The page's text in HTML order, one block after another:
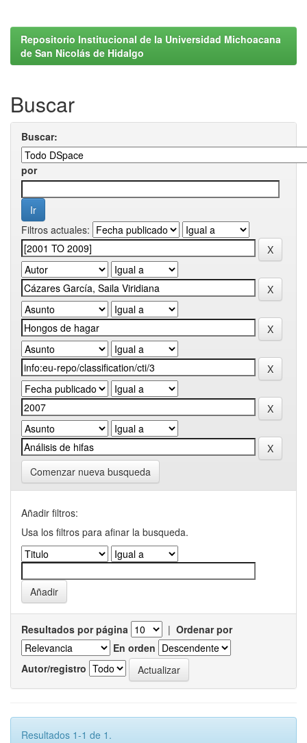
Repositorio Institucional de la Universidad Michoacana
de San Nicolás de Hidalgo
Buscar
Buscar:
por
Filtros actuales:
Comenzar nueva busqueda
Añadir filtros:
Usa los filtros para afinar la busqueda.
Resultados por página | Ordenar por
En orden
Autor/registro
Resultados 1-1 de 1.